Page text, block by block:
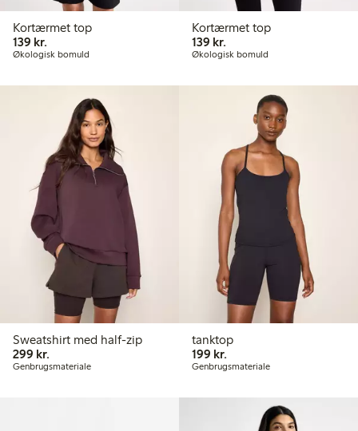
Kortærmet top
139 kr.
Økologisk bomuld
Kortærmet top
139 kr.
Økologisk bomuld
Sweatshirt med half-zip
299 kr.
Genbrugsmateriale
tanktop
199 kr.199,00 kr.
Genbrugsmateriale